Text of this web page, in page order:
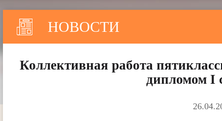
НОВОСТИ
Коллективная работа
дипломом I